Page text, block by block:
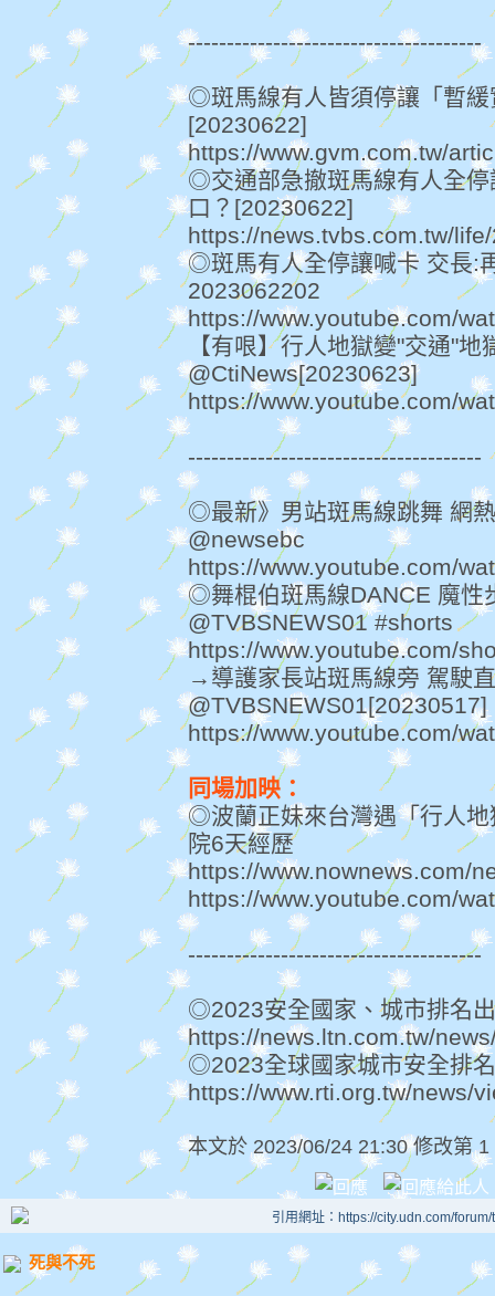
--------------------------------------
◎斑馬線有人皆須停讓「暫
[20230622]
https://www.gvm.com.tw/
◎交通部急撤斑馬線有人全
口？[20230622]
https://news.tvbs.com.tw/
◎斑馬有人全停讓喊卡 交長:
2023062202
https://www.youtube.com/
【有哏】行人地獄變"交通"
@CtiNews[20230623]
https://www.youtube.com/
--------------------------------------
◎最新》男站斑馬線跳舞 網
@newsebc
https://www.youtube.com/
◎舞棍伯斑馬線DANCE 魔性
@TVBSNEWS01 #shorts
https://www.youtube.com/
→導護家長站斑馬線旁 駕駛
@TVBSNEWS01[20230517]
https://www.youtube.com/
同場加映：
◎波蘭正妹來台灣遇「行人
院6天經歷
https://www.nownews.com/
https://www.youtube.com/
--------------------------------------
◎2023安全國家、城市排名
https://news.ltn.com.tw/
◎2023全球國家城市安全排
https://www.rti.org.tw/news/
本文於2023/06/24 21:30 修改第 1
引用網址：https://city.udn.com/
死與不死